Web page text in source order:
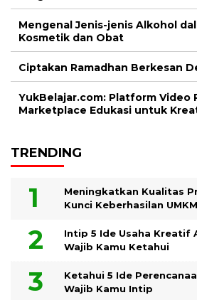
Mengenal Jenis-jenis Alkohol
Kosmetik dan Obat
Ciptakan Ramadhan Berkesan
YukBelajar.com: Platform Video
Marketplace Edukasi untuk
TRENDING
Meningkatkan Kualitas
Kunci Keberhasilan UMKM
Intip 5 Ide Usaha Kreatif
Wajib Kamu Ketahui
Ketahui 5 Ide
Wajib Kamu Intip